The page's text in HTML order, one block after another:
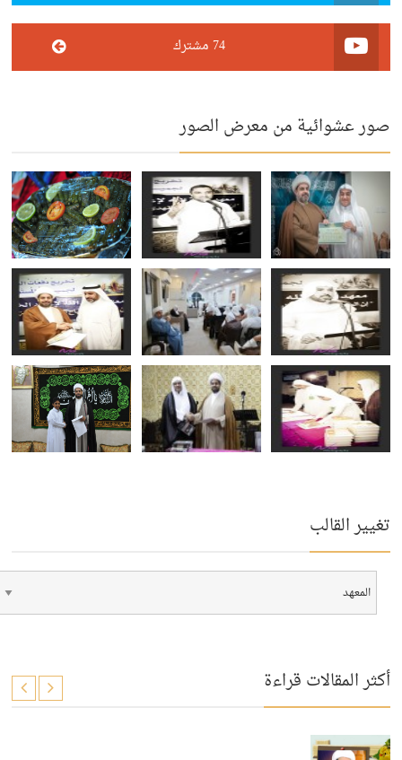
74 مشترك
صور عشوائية من معرض الصور
تغيير القالب
أكثر المقالات قراءة